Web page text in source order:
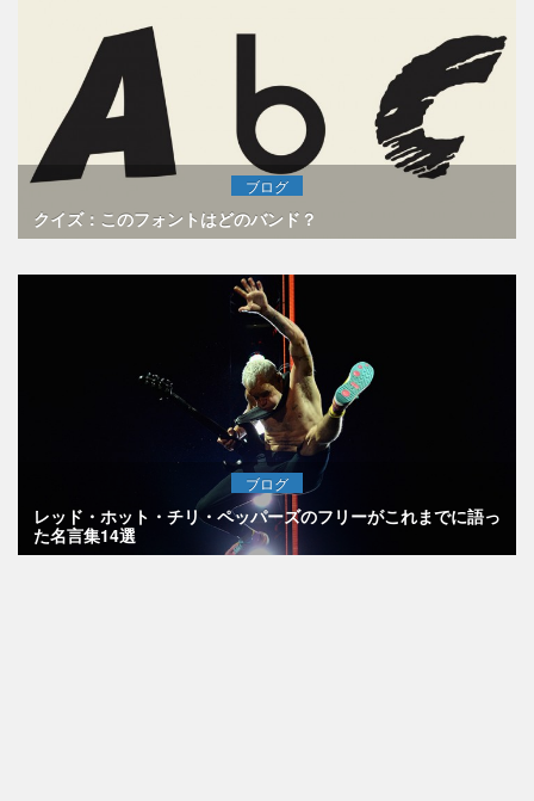
ブログ
クイズ：このフォントはどのバンド？
ブログ
レッド・ホット・チリ・ペッパーズのフリーがこれまでに語っ
た名言集14選